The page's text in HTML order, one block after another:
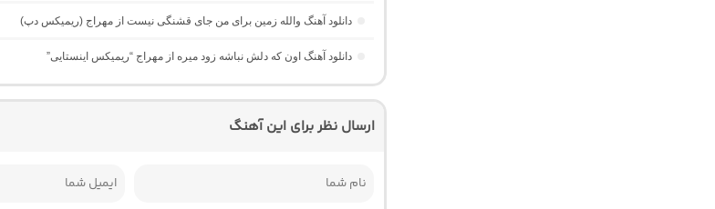
دانلود آهنگ والله زمین برای من جای قشنگی نیست از مهراج (ریمیکس دپ)
دانلود آهنگ اون که دلش نباشه زود میره از مهراج “ریمیکس اینستایی”
ارسال نظر برای این آهنگ